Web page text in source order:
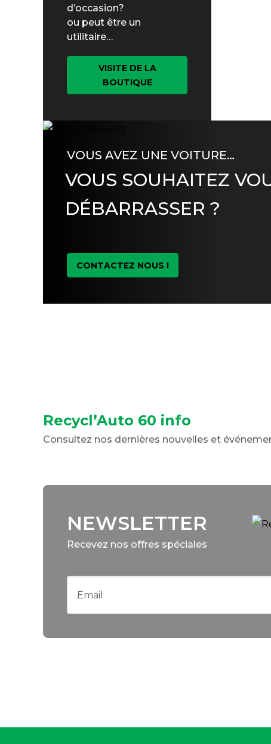
d’occasion?
ou peut être un
utilitaire…
VISITE DE LA
BOUTIQUE
VOUS AVEZ UNE VOITURE…
VOUS SOUHAITEZ
DÉBARRASSER ?
CONTACTEZ NOUS !
Recycl’Auto 60 info
Consultez nos dernières nouvelles et
NEWSLETTER
Recevez nos offres spéciales